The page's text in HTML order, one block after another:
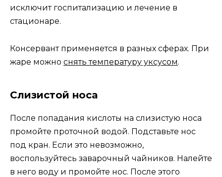
исключит госпитализацию и лечение в
стационаре.
Консервант применяется в разных сферах. При
жаре можно снять температуру уксусом.
Слизистой носа
После попадания кислоты на слизистую носа
промойте проточной водой. Подставьте нос
под кран. Если это невозможно,
воспользуйтесь заварочный чайников. Налейте
в него воду и промойте нос. После этого